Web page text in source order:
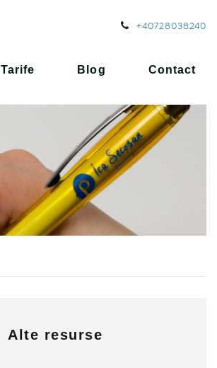
+40728038240
Tarife Blog Contact
Alte resurse